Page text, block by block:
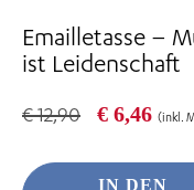
Emailletasse –
ist Leidenschaft
€12,90
war:
€ 12,90
€ 6,46
ist:
€
(inkl.
IN DEN